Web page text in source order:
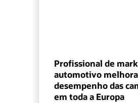
Profissional de
automotivo
desempenho das
em toda a Europa